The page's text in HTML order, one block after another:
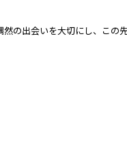
の出会いを大切にし、この